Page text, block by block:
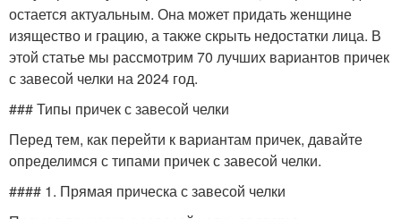
остается актуальным. Она может придать женщине
изящество и грацию, а также скрыть недостатки лица. В
этой статье мы рассмотрим 70 лучших вариантов причек
с завесой челки на 2024 год.
### Типы причек с завесой челки
Перед тем, как перейти к вариантам причек, давайте
определимся с типами причек с завесой челки.
#### 1. Прямая прическа с завесой челки